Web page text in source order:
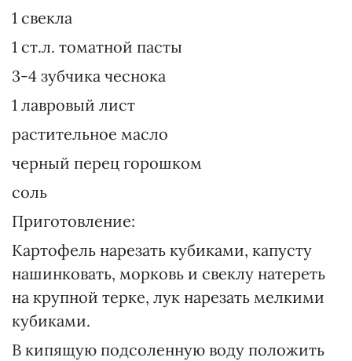
1 свекла
1 ст.л. томатной пасты
3-4 зубчика чеснока
1 лавровый лист
растительное масло
черный перец горошком
соль
Приготовление:
Картофель нарезать кубиками, капусту
нашинковать, морковь и свеклу натереть
на крупной терке, лук нарезать мелкими
кубиками.
В кипящую подсоленную воду положить